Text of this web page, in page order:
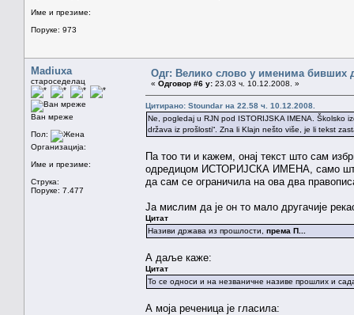
Име и презиме:
Поруке: 973
Madiuxa
староседелац
Ван мреже
Пол:
Организација:
Име и презиме:
Струка:
Поруке: 7.477
Одг: Велико слово у именима бивших
« Одговор #6 у: 23.03 ч. 10.12.2008. »
Цитирано: Stoundar на 22.58 ч. 10.12.2008.
Ne, pogledaj u RJN pod ISTORIJSKA IMENA. Školsko
država iz prošlosti“. Zna li Klajn nešto više, je li tekst
Па тоо ти и кажем, онај текст што сам
одредицом ИСТОРИЈСКА ИМЕНА, само што
да сам се ограничила на ова два
Ја мислим да је он то мало другачије
Цитат
Називи држава из прошлости, према П...
А даље каже:
Цитат
То се односи и на незваничне називе прошлих и
А моја реченица је гласила: